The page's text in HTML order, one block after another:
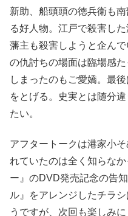
新助、船頭頭の徳兵衛も
る好人物。江戸で殺害し
藩主も殺害しようと企ん
の仇討ちの場面は臨場感
しまったのもご愛嬌。最
をとげる。史実とは随分
たい。
アフタートークは港家小
れていたのは全く知らな
ー』のDVD発売記念の告
ル』をアレンジしたチラ
うですが、次回も楽しみ